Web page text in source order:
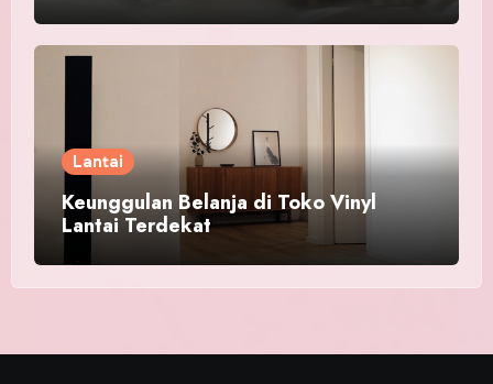
Lantai
Keunggulan Belanja di Toko Vinyl
Lantai Terdekat